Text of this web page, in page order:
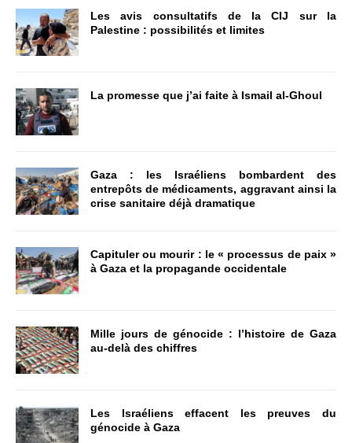
Les avis consultatifs de la CIJ sur la
Palestine : possibilités et limites
La promesse que j’ai faite à Ismail al-Ghoul
Gaza : les Israéliens bombardent des
entrepôts de médicaments, aggravant ainsi la
crise sanitaire déjà dramatique
Capituler ou mourir : le « processus de paix »
à Gaza et la propagande occidentale
Mille jours de génocide : l’histoire de Gaza
au-delà des chiffres
Les Israéliens effacent les preuves du
génocide à Gaza